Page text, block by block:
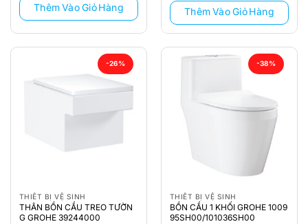
Thêm Vào Giỏ Hàng Thêm Vào Giỏ Hàng
-26%
THIẾT BỊ VỆ SINH
THÂN BỒN CẦU TREO TƯỜN
G GROHE 39244000
-38%
THIẾT BỊ VỆ SINH
BỒN CẦU 1 KHỐI GROHE 1009
95SH00/101036SH00